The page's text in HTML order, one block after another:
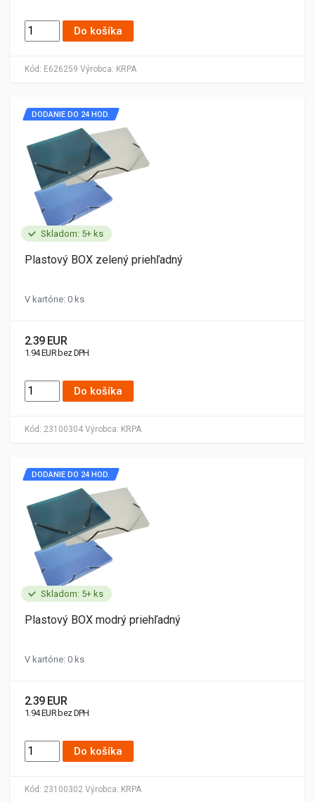
Kód: E626259 Výrobca: KRPA
Do košíka
Skladom: 5+ ks
Kód: 23100304 Výrobca: KRPA
DODANIE DO 24 HOD.
Plastový BOX zelený priehľadný
V kartóne: 0 ks
2.39 EUR
1.94 EUR bez DPH
Do košíka
Skladom: 5+ ks
Kód: 23100302 Výrobca: KRPA
DODANIE DO 24 HOD.
Plastový BOX modrý priehľadný
V kartóne: 0 ks
2.39 EUR
1.94 EUR bez DPH
Do košíka